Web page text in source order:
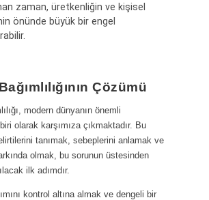
zaman, üretkenliğin ve kişisel
önünde büyük bir engel
Çözümü
modern dünyanın önemli
olarak karşımıza çıkmaktadır. Bu
tanımak, sebeplerini anlamak ve
olmak, bu sorunun üstesinden
ilk adımdır.
kontrol altına almak ve dengeli bir